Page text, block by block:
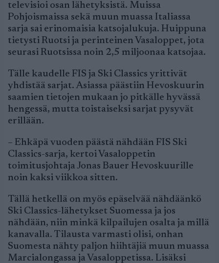
televisioi osan lähetyksistä. Muissa
Pohjoismaissa sekä muun muassa Italiassa
sarja sai erinomaisia katsojalukuja. Huippuna
tietysti Ruotsi ja perinteinen Vasaloppet, jota
seurasi Ruotsissa noin 2,5 miljoonaa katsojaa.
Tälle kaudelle FIS ja Ski Classics yrittivät
yhdistää sarjat. Asiassa päästiin Hevoskuurin
saamien tietojen mukaan jo pitkälle hyvässä
hengessä, mutta toistaiseksi sarjat pysyvät
erillään.
– Ehkäpä vuoden päästä nähdään FIS Ski
Classics-sarja, kertoi Vasaloppetin
toimitusjohtaja Jonas Bauer Hevoskuurille
noin kaksi viikkoa sitten.
Tällä hetkellä on myös epäselvää nähdäänkö
Ski Classics-lähetykset Suomessa ja jos
nähdään, niin minkä kilpailujen osalta ja millä
kanavalla. Tilausta varmasti olisi, onhan
Suomesta nähty paljon hiihtäjiä muun muassa
Marcialongassa ja Vasaloppetissa. Lisäksi